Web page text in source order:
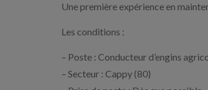
Une première expérience en
Les conditions :
– Poste : Conducteur d’engins
– Secteur : Cappy (80)